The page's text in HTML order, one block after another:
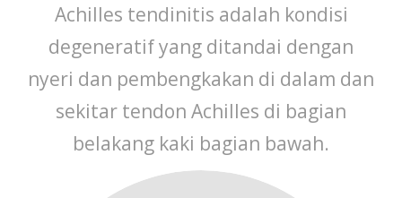
Achilles tendinitis adalah kondisi
degeneratif yang ditandai dengan
nyeri dan pembengkakan di dalam dan
sekitar tendon Achilles di bagian
belakang kaki bagian bawah.